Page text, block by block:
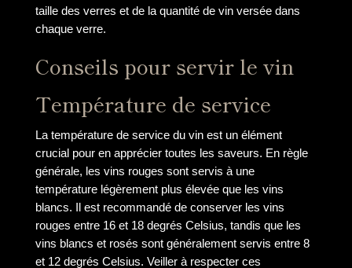
taille des verres et de la quantité de vin versée dans
chaque verre.
Conseils pour servir le vin
Température de service
La température de service du vin est un élément
crucial pour en apprécier toutes les saveurs. En règle
générale, les vins rouges sont servis à une
température légèrement plus élevée que les vins
blancs. Il est recommandé de conserver les vins
rouges entre 16 et 18 degrés Celsius, tandis que les
vins blancs et rosés sont généralement servis entre 8
et 12 degrés Celsius. Veiller à respecter ces